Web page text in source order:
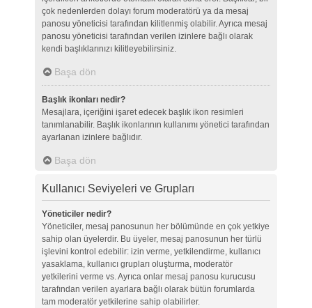
çok nedenlerden dolayı forum moderatörü ya da mesaj
panosu yöneticisi tarafından kilitlenmiş olabilir. Ayrıca mesaj
panosu yöneticisi tarafından verilen izinlere bağlı olarak
kendi başlıklarınızı kilitleyebilirsiniz.
Başa dön
Başlık ikonları nedir?
Mesajlara, içeriğini işaret edecek başlık ikon resimleri
tanımlanabilir. Başlık ikonlarının kullanımı yönetici tarafından
ayarlanan izinlere bağlıdır.
Başa dön
Kullanıcı Seviyeleri ve Grupları
Yöneticiler nedir?
Yöneticiler, mesaj panosunun her bölümünde en çok yetkiye
sahip olan üyelerdir. Bu üyeler, mesaj panosunun her türlü
işlevini kontrol edebilir: izin verme, yetkilendirme, kullanıcı
yasaklama, kullanıcı grupları oluşturma, moderatör
yetkilerini verme vs. Ayrıca onlar mesaj panosu kurucusu
tarafından verilen ayarlara bağlı olarak bütün forumlarda
tam moderatör yetkilerine sahip olabilirler.